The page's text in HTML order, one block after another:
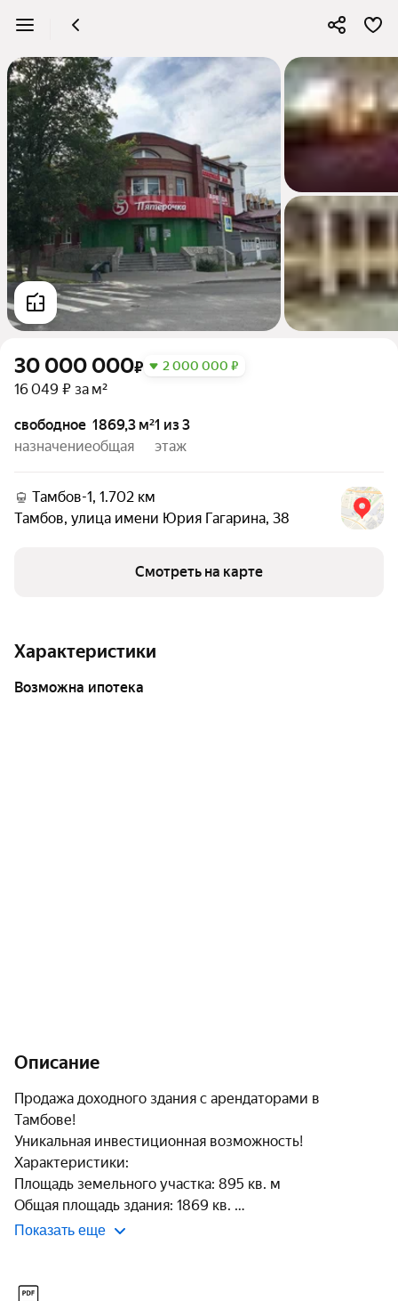
30 000 000₽ 2 000 000 ₽
16 049 ₽ за м²
свободное
назначение
1869,3 м²
общая
1 из 3
этаж
Тамбов-1, 1.702 км
Тамбов, улица имени Юрия Гагарина, 38
Смотреть на карте
Характеристики
возможна ипотека
Описание
Продажа доходного здания с арендаторами в
Тамбове!
Уникальная инвестиционная возможность!
Характеристики:
Площадь земельного участка: 895 кв. м
Общая площадь здания: 1869 кв.
Показать еще